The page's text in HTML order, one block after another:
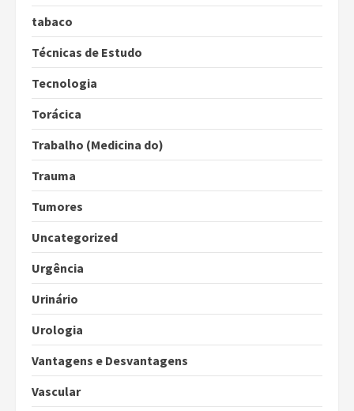
tabaco
Técnicas de Estudo
Tecnologia
Torácica
Trabalho (Medicina do)
Trauma
Tumores
Uncategorized
Urgência
Urinário
Urologia
Vantagens e Desvantagens
Vascular